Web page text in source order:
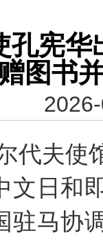
孔宪
图书
代夫使
文日和
驻马协